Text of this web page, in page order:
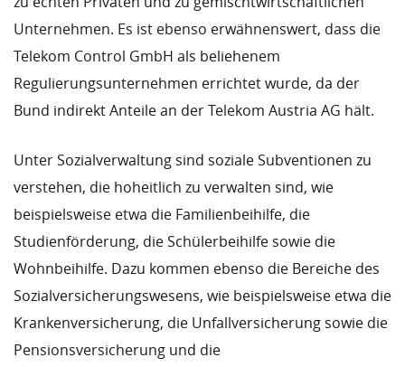
Unternehmen. Es ist ebenso erwähnenswert, dass die
Telekom Control GmbH als beliehenem
Regulierungsunternehmen errichtet wurde, da der
Bund indirekt Anteile an der Telekom Austria AG hält.
Unter Sozialverwaltung sind soziale Subventionen zu
verstehen, die hoheitlich zu verwalten sind, wie
beispielsweise etwa die Familienbeihilfe, die
Studienförderung, die Schülerbeihilfe sowie die
Wohnbeihilfe. Dazu kommen ebenso die Bereiche des
Sozialversicherungswesens, wie beispielsweise etwa die
Krankenversicherung, die Unfallversicherung sowie die
Pensionsversicherung und die